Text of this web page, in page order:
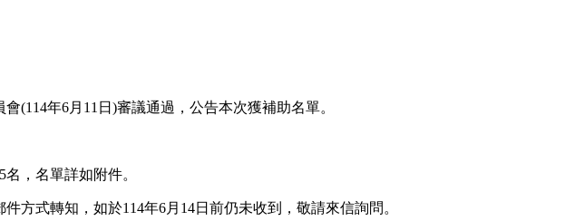
會(114年6月 11 日 )審議通過，公告本次獲補助名單。
名，名單詳如附件。
件方式轉知，如於114年6月 14日前仍未收到，敬請來信詢問。